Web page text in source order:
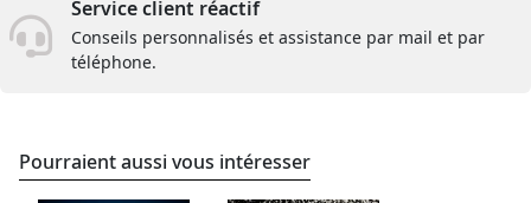
Service client réactif
Conseils personnalisés et assistance par mail et par
téléphone.
Pourraient aussi vous intéresser